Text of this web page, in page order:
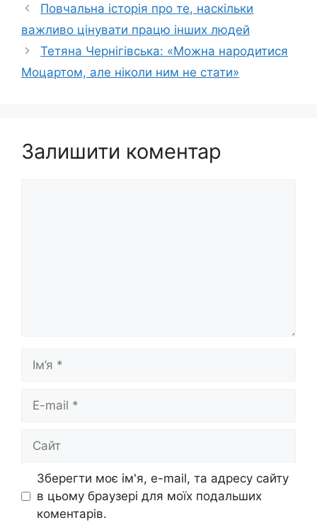
Повчальна історія про те, наскільки
важливо цінувати працю інших людей
Тетяна Чернігівська: «Можна народитися
Моцартом, але ніколи ним не стати»
Залишити коментар
mail
Зберегти моє ім'я, e-mail, та адресу сайту
в цьому браузері для моїх подальших
коментарів.